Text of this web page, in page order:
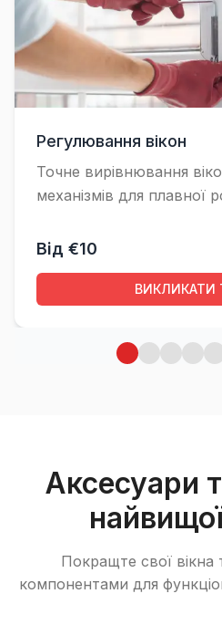
Регулювання вікон
Точне вирівнювання
механізмів для плавної
Від €10
ВИКЛИКАТИ
Аксесуари
Покращте свої вікна
компонентами для